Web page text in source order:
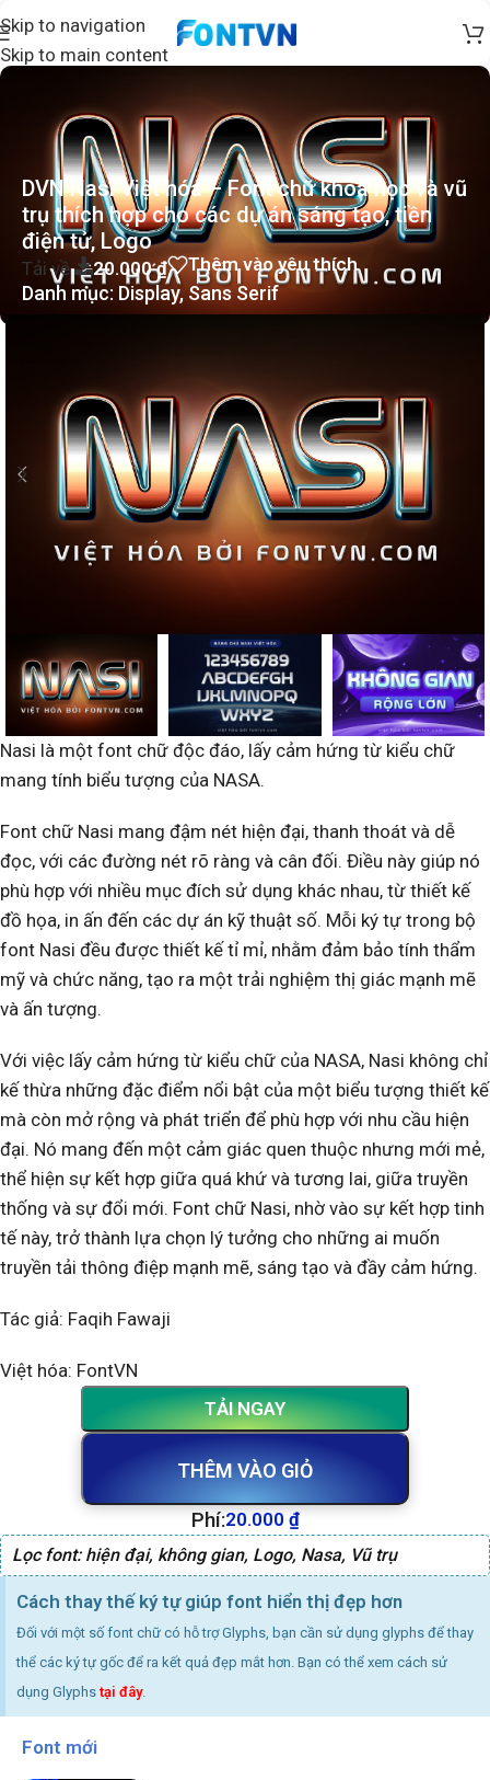
Skip to navigation
Skip to main content
DVN Nasi Việt hóa – Font chữ khoa học và vũ
trụ thích hợp cho các dự án sáng tạo, tiền
điện tử, Logo
Tải về 20.000₫ Thêm vào yêu thích
Danh mục: Display, Sans Serif
Nasi là một font chữ độc đáo, lấy cảm hứng từ kiểu chữ
mang tính biểu tượng của NASA.
Font chữ Nasi mang đậm nét hiện đại, thanh thoát và dễ
đọc, với các đường nét rõ ràng và cân đối. Điều này giúp nó
phù hợp với nhiều mục đích sử dụng khác nhau, từ thiết kế
đồ họa, in ấn đến các dự án kỹ thuật số. Mỗi ký tự trong bộ
font Nasi đều được thiết kế tỉ mỉ, nhằm đảm bảo tính thẩm
mỹ và chức năng, tạo ra một trải nghiệm thị giác mạnh mẽ
và ấn tượng.
Với việc lấy cảm hứng từ kiểu chữ của NASA, Nasi không chỉ
kế thừa những đặc điểm nổi bật của một biểu tượng thiết kế
mà còn mở rộng và phát triển để phù hợp với nhu cầu hiện
đại. Nó mang đến một cảm giác quen thuộc nhưng mới mẻ,
thể hiện sự kết hợp giữa quá khứ và tương lai, giữa truyền
thống và sự đổi mới. Font chữ Nasi, nhờ vào sự kết hợp tinh
tế này, trở thành lựa chọn lý tưởng cho những ai muốn
truyền tải thông điệp mạnh mẽ, sáng tạo và đầy cảm hứng.
Tác giả: Faqih Fawaji
Việt hóa: FontVN
THÊM VÀO GIỎ
TẢI NGAY
Phí:20.000 ₫
Lọc font: hiện đại, không gian, Logo, Nasa, Vũ trụ
Cách thay thế ký tự giúp font hiển thị đẹp hơn
Đối với một số font chữ có hỗ trợ Glyphs, bạn cần sử dụng glyphs để thay
thể các ký tự gốc để ra kết quả đẹp mắt hơn. Bạn có thể xem cách sử
dụng Glyphs tại đây.
Font mới